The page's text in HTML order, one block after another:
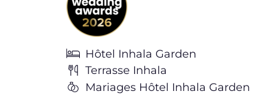
Hôtel Inhala Garden
Terrasse Inhala
Mariages Hôtel Inhala Garden